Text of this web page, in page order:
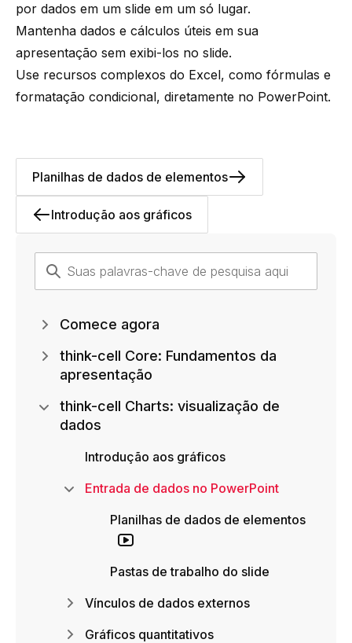
por dados em um slide em um só lugar.
Mantenha dados e cálculos úteis em sua
apresentação sem exibi-los no slide.
Use recursos complexos do Excel, como fórmulas e
formatação condicional, diretamente no PowerPoint.
Introdução aos gráficos
Planilhas de dados de elementos
Comece agora
think-cell Core: Fundamentos da
apresentação
think-cell Charts: visualização de
dados
Introdução aos gráficos
Entrada de dados no PowerPoint
Planilhas de dados de elementos
Pastas de trabalho do slide
Vínculos de dados externos
Gráficos quantitativos